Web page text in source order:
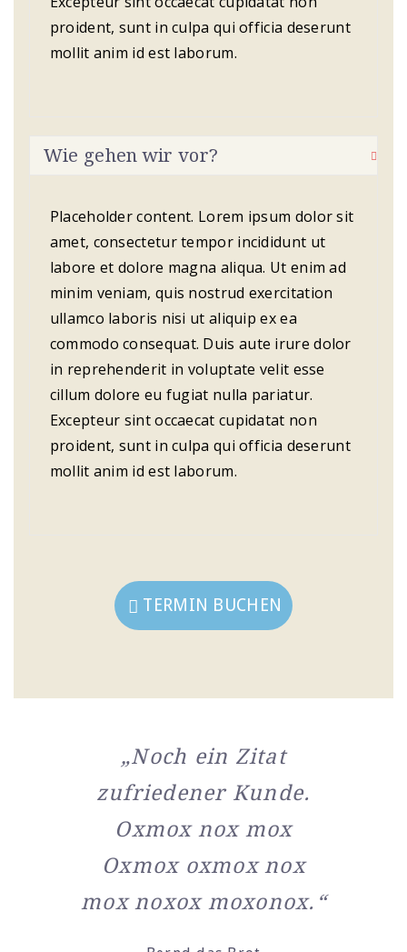
proident, sunt in culpa qui officia deserunt
mollit anim id est laborum.
Wie gehen wir vor?
Placeholder content. Lorem ipsum dolor sit
amet, consectetur tempor incididunt ut
labore et dolore magna aliqua. Ut enim ad
minim veniam, quis nostrud exercitation
ullamco laboris nisi ut aliquip ex ea
commodo consequat. Duis aute irure dolor
in reprehenderit in voluptate velit esse
cillum dolore eu fugiat nulla pariatur.
Excepteur sint occaecat cupidatat non
proident, sunt in culpa qui officia deserunt
mollit anim id est laborum.
TERMIN BUCHEN
„Noch ein Zitat
zufriedener Kunde.
Oxmox nox mox
Oxmox oxmox nox
mox noxox moxonox.“